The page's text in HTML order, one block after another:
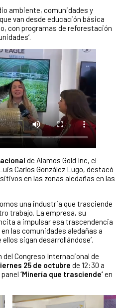
ambiente, comunidades y
van desde educación básica
con programas de reforestación
de Alamos Gold Inc, el
Carlos González Lugo, destacó
en las zonas aledañas en las
una industria que trasciende
trabajo. La empresa, su
a impulsar esa trascendencia
las comunidades aledañas a
sigan desarrollándose’.
Congreso Internacional de
25 de octubre de 12:30 a
‘Minería que trasciende’en